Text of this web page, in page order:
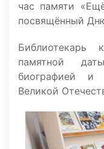
час памяти
посвящённый
Библиотекарь
памятной
биографией и
Великой